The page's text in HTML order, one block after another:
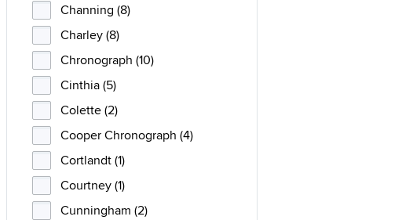
Channing (8)
Charley (8)
Chronograph (10)
Cinthia (5)
Colette (2)
Cooper Chronograph (4)
Cortlandt (1)
Courtney (1)
Cunningham (2)